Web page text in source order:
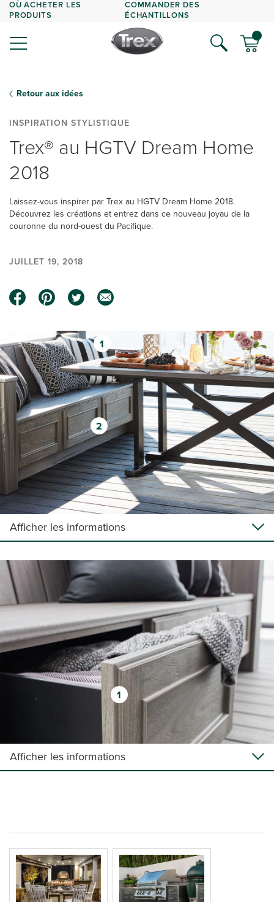
OÙ ACHETER LES
PRODUITS
COMMANDER DES
ÉCHANTILLONS
Retour aux idées
INSPIRATION STYLISTIQUE
Trex® au HGTV Dream Home
2018
Laissez-vous inspirer par Trex au HGTV Dream Home 2018.
Découvrez les créations et entrez dans ce nouveau joyau de la
couronne du nord-ouest du Pacifique.
JUILLET 19, 2018
1
2
Afficher les informations
1
Afficher les informations